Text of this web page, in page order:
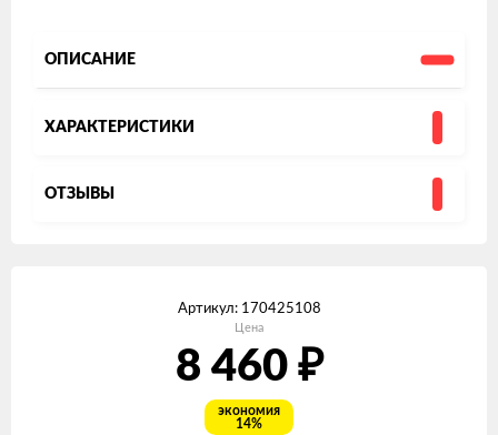
ОПИСАНИЕ
ХАРАКТЕРИСТИКИ
ОТЗЫВЫ
Артикул: 170425108
Цена
8 460 ₽
экономия
14%